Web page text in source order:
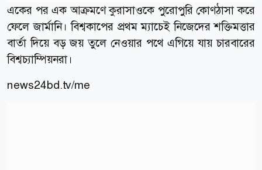
একের পর এক আক্রমণে কুরাসাওকে পুরোপুরি কোণঠাসা করে
ফেলে জার্মানি। বিশ্বকাপের প্রথম ম্যাচেই নিজেদের শক্তিমত্তার
বার্তা দিয়ে বড় জয় তুলে নেওয়ার পথে এগিয়ে যায় চারবারের
বিশ্বচ্যাম্পিয়নরা।
news24bd.tv/me